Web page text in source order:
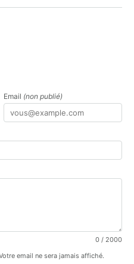
Email (non publié)
0 / 2000
email ne sera jamais affiché.